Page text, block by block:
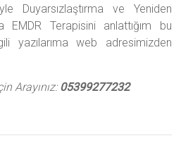
Duyarsızlaştırma ve Yeniden
EMDR Terapisini anlattığım bu
yazılarıma web adresimizden
Arayınız: 05399277232